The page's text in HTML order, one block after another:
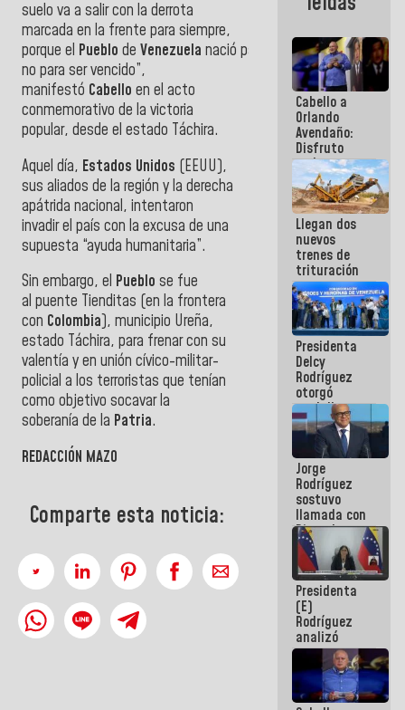
suelo va a salir con la derrota
marcada en la frente para siempre,
porque el Pueblo de Venezuela nació para vencedory
no para servencido”,
manifestó Cabello en el acto
conmemorativo de la victoria
popular, desde el estado Táchira.
Aquel día, Estados Unidos (EEUU),
sus aliados de la región y la derecha
apátrida nacional, intentaron
invadirel país con la excusa de una
supuesta “ayuda humanitaria”.
Sin embargo, el Pueblo se fue
al puente Tienditas (en la frontera
con Colombia), municipio Ureña,
estado Táchira, para frenar con su
valentía y en unión cívico-militar-
policial a los terroristas que tenían
como objetivo socavar la
soberanía de la Patria.
REDACCIÓN MAZO
Comparte esta noticia:
Cabello a
Orlando
Avendaño:
Disfruto
cada vez
que escribes
porque lo
que haces
es
embarrarla
Llegan dos
nuevos
trenes de
trituración
para
optimizar
manejo de
escombros
en La Guaira
Presidenta
Delcy
Rodríguez
otorgó
medalla
"Héroe de
Venezuela"
a servidores
públicos
Jorge
Rodríguez
sostuvo
llamada con
Dinorah
Figuera y
acuerdan
primer
encuentro
presencial
para el
diálogo
Presidenta
(E)
Rodríguez
analizó
junto a
gobernadores
planes de
recuperación